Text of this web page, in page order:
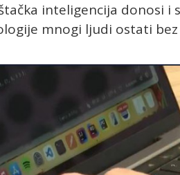
inteligencija donosi i
mnogi ljudi ostati bez